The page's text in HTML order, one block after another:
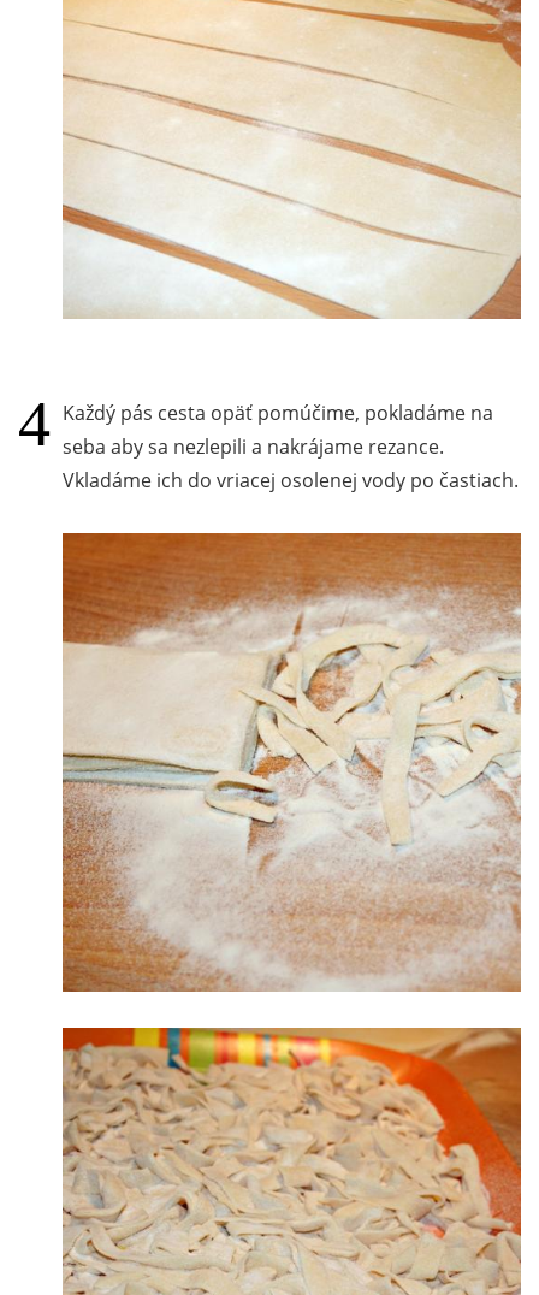
Každý pás cesta opäť pomúčime, pokladáme na
seba aby sa nezlepili a nakrájame rezance.
Vkladáme ich do vriacej osolenej vody po častiach.